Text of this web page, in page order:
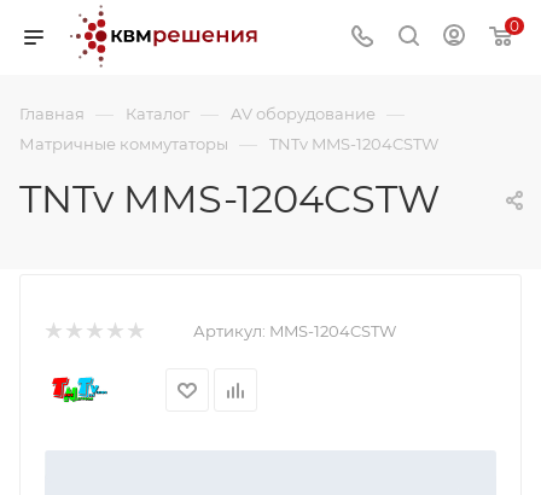
0
Главная — Каталог — AV оборудование —
Матричные коммутаторы — TNTv MMS-1204CSTW
TNTv MMS-1204CSTW
Артикул: MMS-1204CSTW